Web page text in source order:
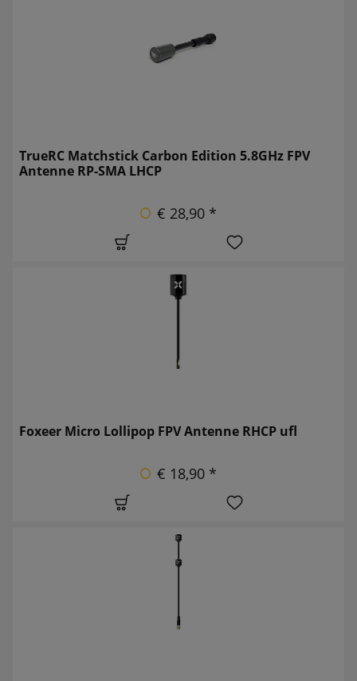
TrueRC Matchstick Carbon Edition 5.8GHz FPV
Antenne RP-SMA LHCP
€ 28,90 *
Foxeer Micro Lollipop FPV Antenne RHCP ufl
€ 18,90 *